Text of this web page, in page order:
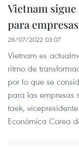
Vietnam
para
28/07/2022 03:07
Vietnam es
ritmo de
por lo que se
para las empresas
taek,
Económica Corea